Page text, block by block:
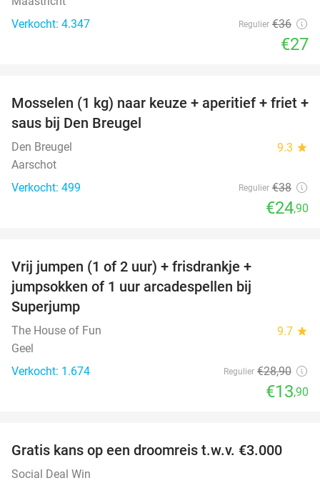
Verkocht: 4.347
Regulier €36
€27
34%
Mosselen (1 kg) naar keuze + aperitief + friet +
saus bij Den Breugel
Den Breugel 9.3 star
Aarschot
Verkocht: 499
Regulier €38
€24,90
Vrij jumpen (1 of 2 uur) + frisdrankje +
jumpsokken of 1 uur arcadespellen bij
Superjump
The House of Fun 9.7 star
Geel
Verkocht: 1.674
Regulier €28,90
€13,90
Gratis kans op een droomreis t.w.v. €3.000
Social Deal Win